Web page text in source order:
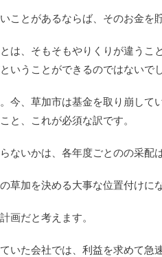
とがあるならば、そのお金を
は、そもそもやりくりが違う
うことができるのではないで
今、草加市は基金を取り崩し
と、これが必須な訳です。
いかは、各年度ごとのの采配
加を決める大事な位置付けに
画だと考えます。
いた会社では、利益を求めて